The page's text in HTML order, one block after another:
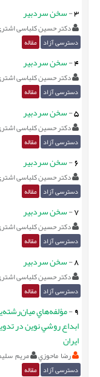
3
-سخن سردبير
دکتر حسین کلباسی اشتری
دسترسی آزاد مقاله
4
-سخن سردبير
دکتر حسین کلباسی اشتری
دسترسی آزاد مقاله
5
-سخن سردبير
دکتر حسین کلباسی اشتری
دسترسی آزاد مقاله
6
-سخن سردبير
دکتر حسین کلباسی اشتری
دسترسی آزاد مقاله
7
-سخن سردبیر
دکتر حسین کلباسی اشتری
دسترسی آزاد مقاله
8
-سخن سردبير
دکتر حسین کلباسی اشتری
دسترسی آزاد مقاله
9
-مؤلفه‌هاي
ابداع روشي نوين در
ايران
رضا ماحوزي مريم
دسترسی آزاد مقاله